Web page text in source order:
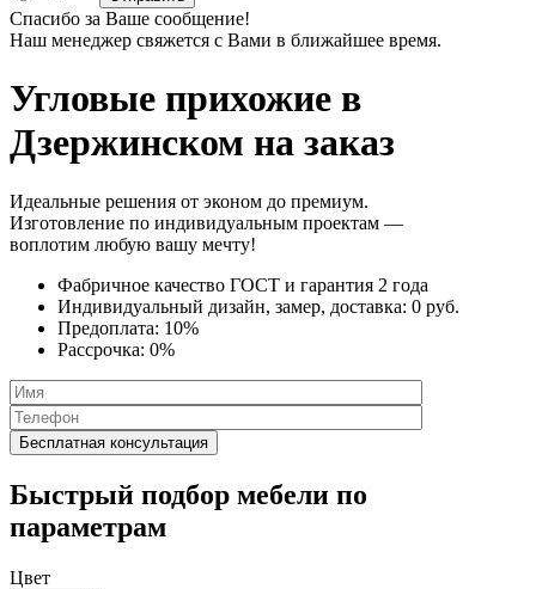
Спасибо за Ваше сообщение!
Наш менеджер свяжется с Вами в ближайшее время.
Угловые прихожие в
Дзержинском на заказ
Идеальные решения от эконом до премиум.
Изготовление по индивидуальным проектам —
воплотим любую вашу мечту!
Фабричное качество ГОСТ и гарантия 2 года
Индивидуальный дизайн, замер, доставка: 0 руб.
Предоплата: 10%
Рассрочка: 0%
Быстрый подбор мебели по
параметрам
Цвет